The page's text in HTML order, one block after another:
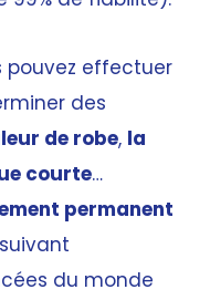
pouvez effectuer
des
de robe, la
courte…
permanent
du monde